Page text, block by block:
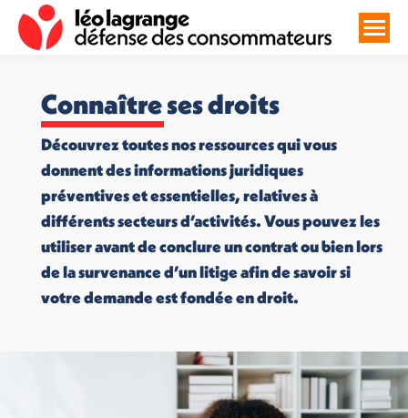
Connaître ses droits
Découvrez toutes nos ressources qui vous
donnent des informations juridiques
préventives et essentielles, relatives à
différents secteurs d’activités. Vous pouvez les
utiliser avant de conclure un contrat ou bien lors
de la survenance d’un litige afin de savoir si
votre demande est fondée en droit.